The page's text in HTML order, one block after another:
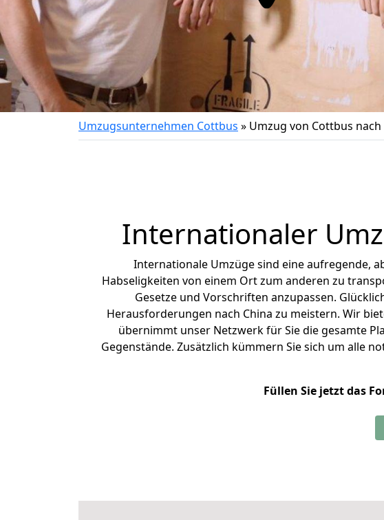
Umzugsunternehmen Cottbus » Umzug von Cottbus nach
Internationaler
Internationale Umzüge sind eine aufregende,
Habseligkeiten von einem Ort zum anderen zu
Gesetze und Vorschriften anzupassen.
Herausforderungen nach China zu meistern. Wir
übernimmt unser Netzwerk für Sie die gesamte
Gegenstände. Zusätzlich kümmern Sie sich um alle
Füllen Sie jetzt das